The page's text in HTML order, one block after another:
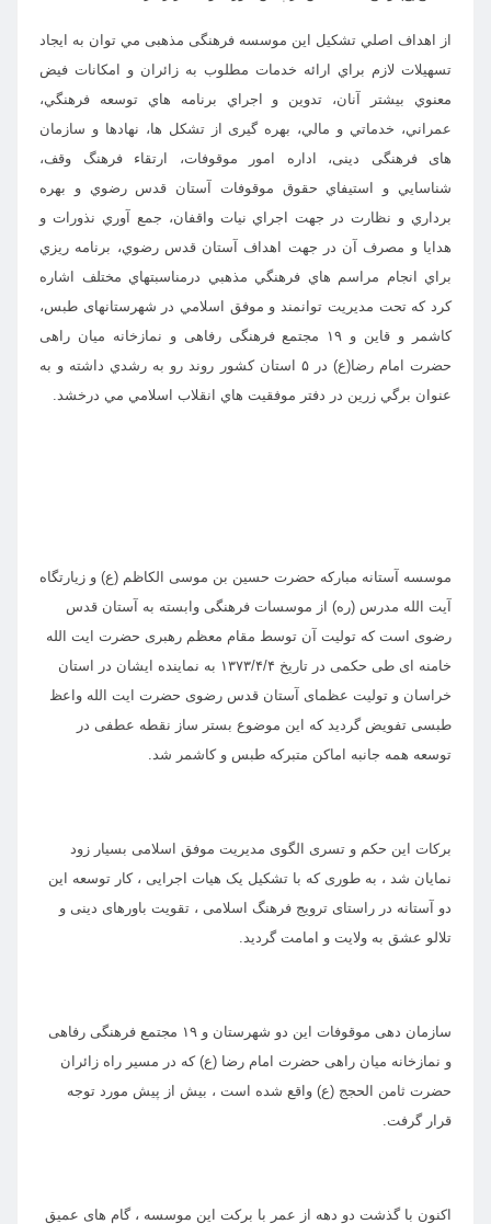
از اهداف اصلي تشكيل این موسسه فرهنگی مذهبی مي توان به ايجاد
تسهيلات لازم براي ارائه خدمات مطلوب به زائران و امكانات فيض
معنوي بيشتر آنان، تدوين و اجراي برنامه هاي توسعه فرهنگي،
عمراني، خدماتي و مالي، بهره گیری از تشکل ها، نهادها و سازمان
های فرهنگی دینی، اداره امور موقوفات، ارتقاء فرهنگ وقف،
شناسايي و استيفاي حقوق موقوفات آستان قدس رضوي و بهره
برداري و نظارت در جهت اجراي نيات واقفان، جمع آوري نذورات و
هدايا و مصرف آن در جهت اهداف آستان قدس رضوي، برنامه ريزي
براي انجام مراسم هاي فرهنگي مذهبي درمناسبتهاي مختلف اشاره
كرد كه تحت مديريت توانمند و موفق اسلامي در شهرستانهای طبس،
کاشمر و قاین و ۱۹ مجتمع فرهنگی رفاهی و نمازخانه
میان راهی
حضرت امام رضا(ع) در ۵ استان کشور روند رو به رشدي داشته و به
عنوان برگي زرين در دفتر موفقيت هاي انقلاب اسلامي مي درخشد.
موسسه آستانه مبارکه حضرت حسین بن موسی الکاظم (ع) و زیارتگاه
آیت الله مدرس (ره) از موسسات فرهنگی وابسته به آستان قدس
رضوی است که تولیت آن توسط مقام معظم رهبری حضرت ایت الله
خامنه ای طی حکمی در تاریخ ۱۳۷۳/۴/۴ به نماینده ایشان در استان
خراسان و تولیت عظمای آستان قدس رضوی حضرت ایت الله واعظ
طبسی تفویض گردید که این موضوع بستر ساز نقطه عطفی در
توسعه همه جانبه اماکن متبرکه طبس و کاشمر شد.
برکات این حکم و تسری الگوی مدیریت موفق اسلامی بسیار زود
نمایان شد ، به طوری که با تشکیل یک هیات اجرایی ، کار توسعه این
دو آستانه در راستای ترویج فرهنگ اسلامی ، تقویت باورهای دینی و
تلالو عشق به ولایت و امامت گردید.
سازمان دهی موقوفات این دو شهرستان و ۱۹ مجتمع فرهنگی رفاهی
و نمازخانه میان راهی حضرت امام رضا (ع) که در مسیر راه زائران
حضرت ثامن الحجج (ع) واقع شده است ، بیش از پیش مورد توجه
قرار گرفت.
اکنون با گذشت دو دهه از عمر با برکت این موسسه ، گام های عمیق